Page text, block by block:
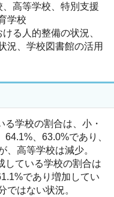
、高等学校、特別支援
学校
る人的整備の状況、
況、学校図書館の活用
る学校の割合は、小・
、63.0%であり、
、高等学校は減少。
している学校の割合は
であり増加してい
ではない状況。